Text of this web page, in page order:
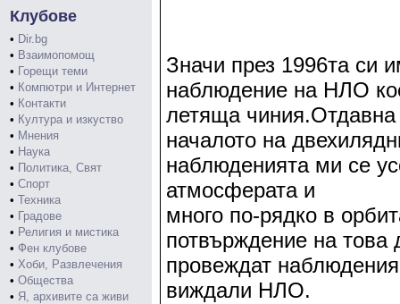
Клубове
• Dir.bg
• Взаимопомощ
• Горещи теми
• Компютри и Интернет
• Контакти
• Култура и изкуство
• Мнения
• Наука
• Политика, Свят
• Спорт
• Техника
• Градове
• Религия и мистика
• Фен клубове
• Хоби, Развлечения
• Общества
• Я, архивите са живи
Значи през 1996та си
наблюдение на НЛО
летяща
началото на
наблюденията ми се
атмосферата и
много по-рядко в
потвърждение на това
провеждат
виждали НЛО.